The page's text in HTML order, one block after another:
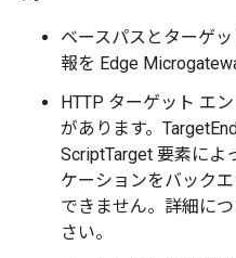
ベースパスとターゲ
報を Edge
HTTP ターゲット エ
があります。
ScriptTarget 要素によ
ケーションをバック
できません。詳細に
さい。